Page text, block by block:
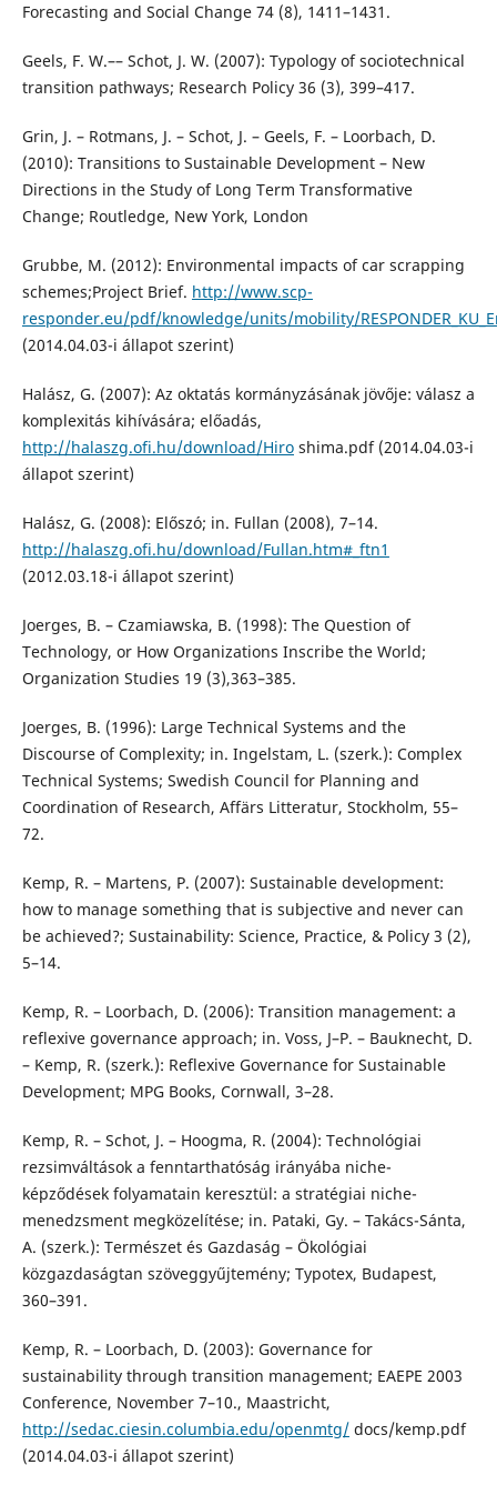
Forecasting and Social Change 74 (8), 1411–1431.
Geels, F. W.–– Schot, J. W. (2007): Typology of sociotechnical
transition pathways; Research Policy 36 (3), 399–417.
Grin, J. – Rotmans, J. – Schot, J. – Geels, F. – Loorbach, D.
(2010): Transitions to Sustainable Development – New
Directions in the Study of Long Term Transformative
Change; Routledge, New York, London
Grubbe, M. (2012): Environmental impacts of car scrapping
schemes;Project Brief. http://www.scp-
responder.eu/pdf/knowledge/units/mobility/
(2014.04.03-i állapot szerint)
Halász, G. (2007): Az oktatás kormányzásának jövője: válasz a
komplexitás kihívására; előadás,
http://halaszg.ofi.hu/download/Hiroshima.pdf (2014.04.03-i
állapot szerint)
Halász, G. (2008): Előszó; in. Fullan (2008), 7–14.
http://halaszg.ofi.hu/download/Fullan.htm#_ftn1
(2012.03.18-i állapot szerint)
Joerges, B. – Czamiawska, B. (1998): The Question of
Technology, or How Organizations Inscribe the World;
Organization Studies 19 (3),363–385.
Joerges, B. (1996): Large Technical Systems and the
Discourse of Complexity; in. Ingelstam, L. (szerk.): Complex
Technical Systems; Swedish Council for Planning and
Coordination of Research, Affärs Litteratur, Stockholm, 55–
72.
Kemp, R. – Martens, P. (2007): Sustainable development:
how to manage something that is subjective and never can
be achieved?; Sustainability: Science, Practice, & Policy 3 (2),
5–14.
Kemp, R. – Loorbach, D. (2006): Transition management: a
reflexive governance approach; in. Voss, J–P. – Bauknecht, D.
– Kemp, R. (szerk.): Reflexive Governance for Sustainable
Development; MPG Books, Cornwall, 3–28.
Kemp, R. – Schot, J. – Hoogma, R. (2004): Technológiai
rezsimváltások a fenntarthatóság irányába niche-
képződések folyamatain keresztül: a stratégiai niche-
menedzsment megközelítése; in. Pataki, Gy. – Takács-Sánta,
A. (szerk.): Természet és Gazdaság – Ökológiai
közgazdaságtan szöveggyűjtemény; Typotex, Budapest,
360–391.
Kemp, R. – Loorbach, D. (2003): Governance for
sustainability through transition management; EAEPE 2003
Conference, November 7–10., Maastricht,
http://sedac.ciesin.columbia.edu/openmtg/docs/kemp.pdf
(2014.04.03-i állapot szerint)